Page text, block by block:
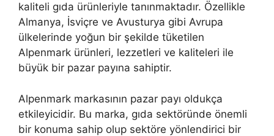
kaliteli gıda ürünleriyle tanınmaktadır. Özellikle
Almanya, İsviçre ve Avusturya gibi Avrupa
ülkelerinde yoğun bir şekilde tüketilen
Alpenmark ürünleri, lezzetleri ve kaliteleri ile
büyük bir pazar payına sahiptir.
Alpenmark markasının pazar payı oldukça
etkileyicidir. Bu marka, gıda sektöründe önemli
bir konuma sahip olup sektöre yönlendirici bir